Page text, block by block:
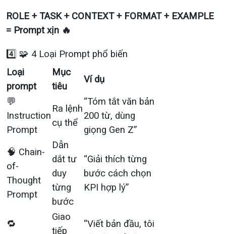
ROLE + TASK + CONTEXT + FORMAT + EXAMPLE
= Prompt xịn 🔥
4️⃣ 🧩 4 Loại Prompt phổ biến
Loại
prompt
Mục
tiêu
Ví dụ
💬
Instruction
Prompt
Ra lệnh
cụ thể
“Tóm tắt văn bản
200 từ, dùng
giọng Gen Z”
🧠 Chain-
of-
Thought
Prompt
Dẫn
dắt tư
duy
từng
bước
“Giải thích từng
bước cách chọn
KPI hợp lý”
🔁
Giao
tiếp
“Viết bản đầu, tôi